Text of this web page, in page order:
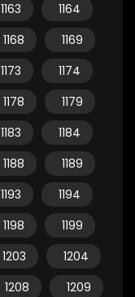
1163
1164
1168
1169
1173
1174
1178
1179
1183
1184
1188
1189
1193
1194
1198
1199
1203
1204
1208
1209